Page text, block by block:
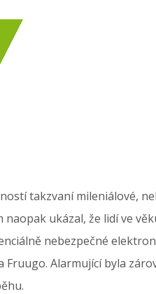
takzvaní mileniálové,
ukázal, že lidí ve
nebezpečné
Fruugo. Alarmující byla